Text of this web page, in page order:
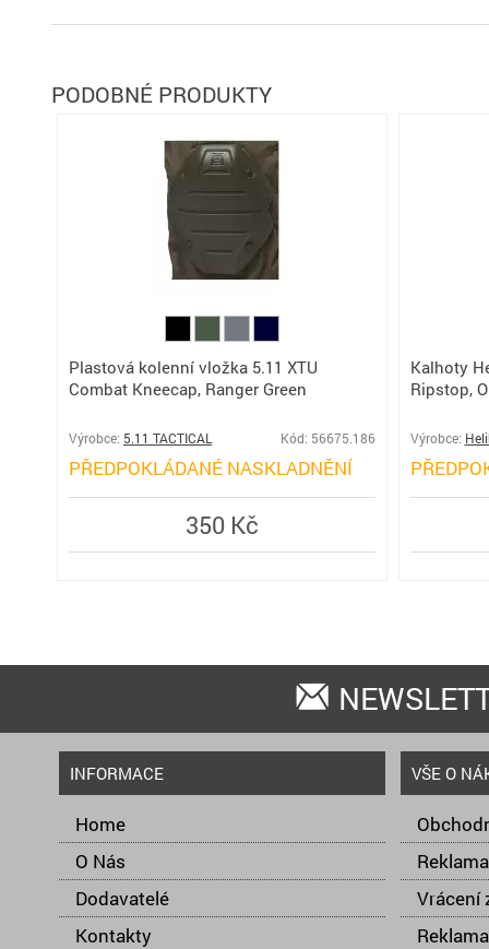
PODOBNÉ PRODUKTY
Plastová kolenní vložka 5.11 XTU
Combat Kneecap, Ranger Green
Výrobce: 5.11 TACTICAL Kód: 56675.186
PŘEDPOKLÁDANÉ NASKLADNĚNÍ
350 Kč
Kalhoty
Ripstop,
Výrobce:
INFORMACE
Home
O Nás
Dodavatelé
Kontakty
VŠE O
Vrácení